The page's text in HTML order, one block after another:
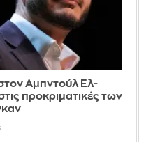
Αμπντούλ Ελ-
προκριματικές των